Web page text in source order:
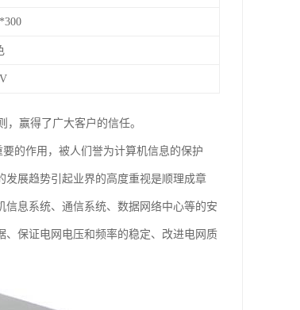
赢得了广大客户的信任。
的作用，被人们誉为计算机信息的保护
发展趋势引起业界的高度重视是顺理成章
息系统、通信系统、数据网络中心等的安
、保证电网电压和频率的稳定、改进电网质